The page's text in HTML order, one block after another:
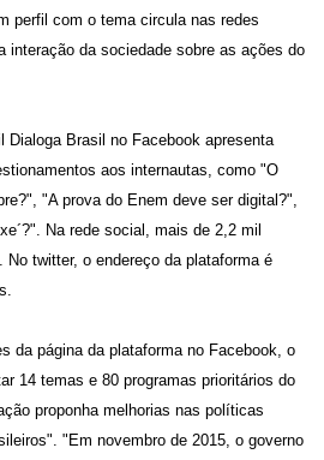
perfil com o tema circula nas redes
interação da sociedade sobre as ações do
Dialoga Brasil no Facebook apresenta
aos internautas, como "O
"A prova do Enem deve ser digital?",
Na rede social, mais de 2,2 mil
twitter, o endereço da plataforma é
da página da plataforma no Facebook, o
14 temas e 80 programas prioritários do
proponha melhorias nas políticas
"Em novembro de 2015, o governo